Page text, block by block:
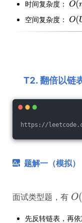
时间复杂度：
空间复杂度：
T2. 翻倍以链
https://
题解一（模拟）
面试类型题，有
先反转链表，再